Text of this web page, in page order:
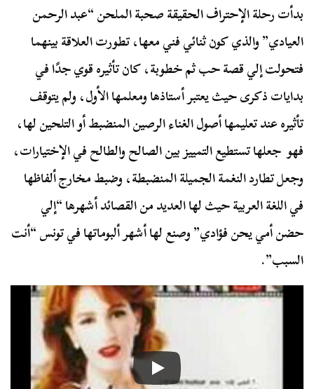
بدأت رحلة الإحتراف الحقيقة صحبة الملحن “عبد الرحمن
العيادي” والذي كون ثنائي فني معها، تطورت العلاقة بينهما
فتحولت إلي قصة حب ثم خطوبة، كان تأثيره قوي جدًا في
بدايات ذكرى حيث يعتبر أستاذها ومعلمها الأول، ولم يتوقف
تأثيره عند تعليمها أصول الغناء الرصين المنضبط أو التلحين لها،
فهو جعلها تستطيع التمييز بين الصالح والطالح في الإختيارات،
وجعل تطارد النغمة الجميلة المنضبطة، وضبط مخارج ألفاظها
في اللغة العربية حيث لها العديد من القصائد أشهرها “إلي
حضن أمي يحن فؤادي” وصنع لها أشهر ألبوماتها في تونس “أنت
السبب”.